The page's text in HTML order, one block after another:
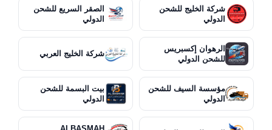
شركة الخليج للشحن
الدولي
الصقر السريع للشحن
الدولي
الرهوان إكسبريس
للشحن الدولي
شركة الخليج العربي
مؤسسة السيف للشحن
الدولي
بيت البسمة للشحن
الدولي
ALBASMAH